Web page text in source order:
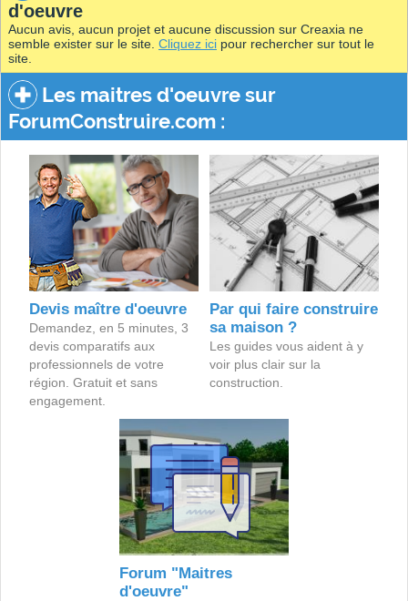
d'oeuvre
Aucun avis, aucun projet et aucune discussion sur Creaxia ne
semble exister sur le site. Cliquez ici pour rechercher sur tout le
site.
Les maitres d'oeuvre sur
ForumConstruire.com :
Devis maître d'oeuvre
Demandez, en 5 minutes, 3
devis comparatifs aux
professionnels de votre
région. Gratuit et sans
engagement.
Par qui faire construire
sa maison ?
Les guides vous aident à y
voir plus clair sur la
construction.
Forum "Maitres
d'oeuvre"